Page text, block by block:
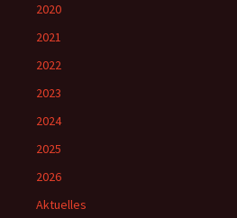
2020
2021
2022
2023
2024
2025
2026
Aktuelles